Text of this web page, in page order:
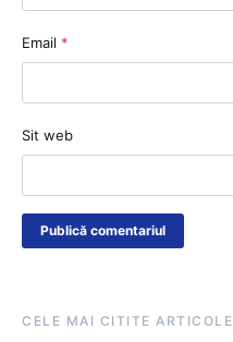
Email *
Sit web
CELE MAI CITITE ARTICOLE